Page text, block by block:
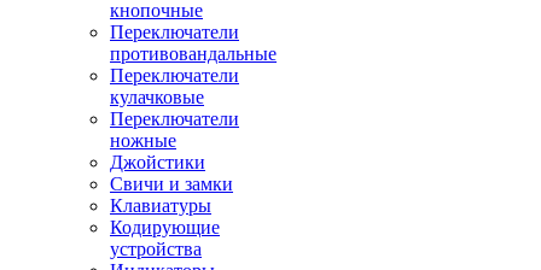
кнопочные
Переключатели
противовандальные
Переключатели
кулачковые
Переключатели
ножные
Джойстики
Свичи и замки
Клавиатуры
Кодирующие
устройства